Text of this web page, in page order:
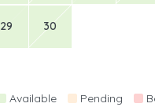
29 30
Available Pending